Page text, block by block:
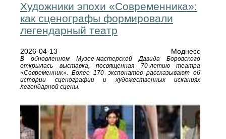
Художники эпохи «Современника»:
как сценографы формировали
легендарный театр
2026-04-13 Моднесс
В обновленном Музее-мастерской Давида Боровского
открылась выставка, посвященная 70-летию театра
«Современник». Более 170 экспонатов рассказывают об
истории сценографии и художественных исканиях
легендарной сцены.